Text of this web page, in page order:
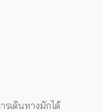
รเดินทางมักได้